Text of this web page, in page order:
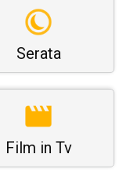
Serata
Film in Tv